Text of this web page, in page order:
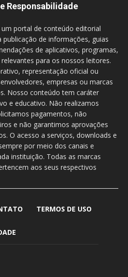
Responsabilidade
portal de conteúdo editorial
publicação de informações, guias
de aplicativos, programas,
para os nossos leitores.
representação oficial ou
empresas ou marcas
Nosso conteúdo tem caráter
e educativo. Não realizamos
pagamentos, não
e não garantimos aprovações
O acesso a serviços, downloads e
por meio dos canais e
instituição. Todas as marcas
aos seus respectivos
TERMOS DE USO